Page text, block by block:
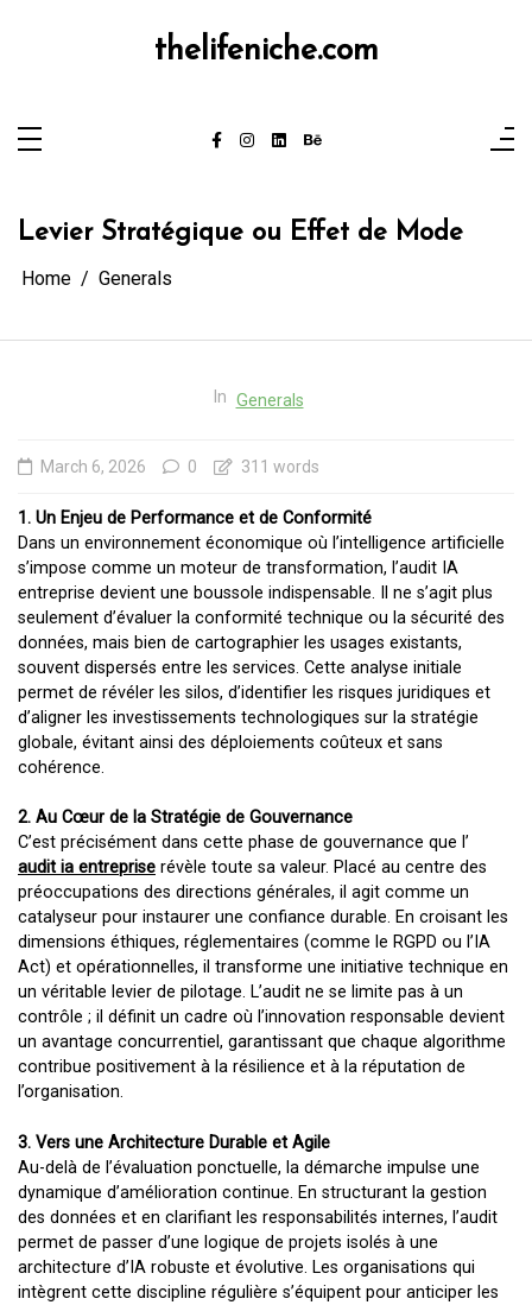
thelifeniche.com
Levier Stratégique ou Effet de Mode
Home Generals
In Generals
March 6, 2026 0 311 words
1. Un Enjeu de Performance et de Conformité
Dans un environnement économique où l’intelligence artificielle
s’impose comme un moteur de transformation, l’audit IA
entreprise devient une boussole indispensable. Il ne s’agit plus
seulement d’évaluer la conformité technique ou la sécurité des
données, mais bien de cartographier les usages existants,
souvent dispersés entre les services. Cette analyse initiale
permet de révéler les silos, d’identifier les risques juridiques et
d’aligner les investissements technologiques sur la stratégie
globale, évitant ainsi des déploiements coûteux et sans
cohérence.
2. Au Cœur de la Stratégie de Gouvernance
C’est précisément dans cette phase de gouvernance que l’
audit ia entreprise révèle toute sa valeur. Placé au centre des
préoccupations des directions générales, il agit comme un
catalyseur pour instaurer une confiance durable. En croisant les
dimensions éthiques, réglementaires (comme le RGPD ou l’IA
Act) et opérationnelles, il transforme une initiative technique en
un véritable levier de pilotage. L’audit ne se limite pas à un
contrôle ; il définit un cadre où l’innovation responsable devient
un avantage concurrentiel, garantissant que chaque algorithme
contribue positivement à la résilience et à la réputation de
l’organisation.
3. Vers une Architecture Durable et Agile
Au-delà de l’évaluation ponctuelle, la démarche impulse une
dynamique d’amélioration continue. En structurant la gestion
des données et en clarifiant les responsabilités internes, l’audit
permet de passer d’une logique de projets isolés à une
architecture d’IA robuste et évolutive. Les organisations qui
intègrent cette discipline régulière s’équipent pour anticiper les